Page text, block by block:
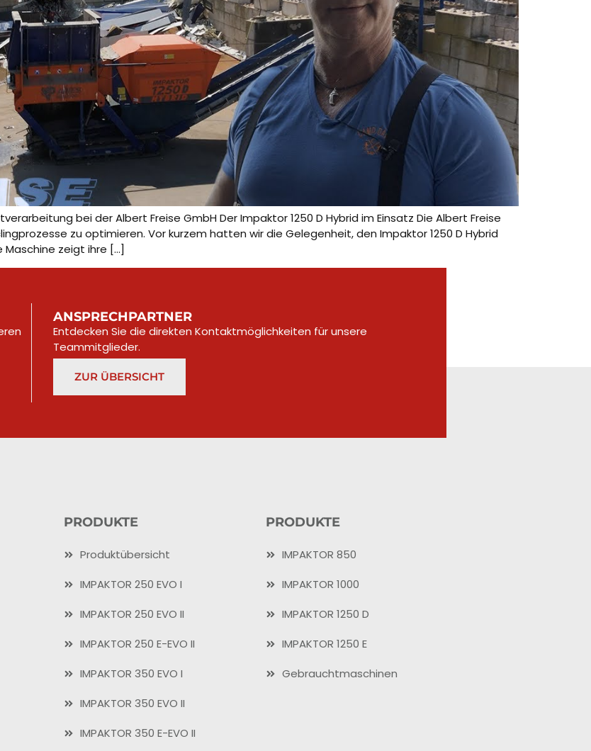
bei der Albert Freise GmbH Der Impaktor 1250 D Hybrid im Einsatz Die Albert Freise
zu optimieren. Vor kurzem hatten wir die Gelegenheit, den Impaktor 1250 D Hybrid
Maschine zeigt ihre […]
ANSPRECHPARTNER
Entdecken Sie die direkten Kontaktmöglichkeiten für unsere
Teammitglieder.
ZUR ÜBERSICHT
PRODUKTE
Produktübersicht
IMPAKTOR 250 EVO I
IMPAKTOR 250 EVO II
IMPAKTOR 250 E-EVO II
IMPAKTOR 350 EVO I
IMPAKTOR 350 EVO II
IMPAKTOR 350 E-EVO II
PRODUKTE
IMPAKTOR 850
IMPAKTOR 1000
IMPAKTOR 1250 D
IMPAKTOR 1250 E
Gebrauchtmaschinen